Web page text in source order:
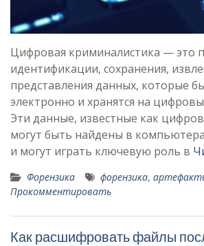
Цифровая криминалистика — это
идентификации, сохранения,
представления данных, которые
электронно и хранятся на
Эти данные, известные как
могут быть найдены в
и могут играть ключевую роль в
Форензика форензика,
Прокомментировать
Как расшифровать файлы